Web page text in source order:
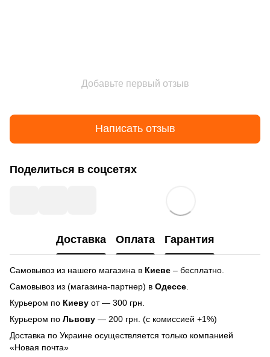
Добавьте первый отзыв
Написать отзыв
Поделиться в соцсетях
Доставка Оплата Гарантия
Самовывоз из нашего магазина в Киеве – бесплатно.
Самовывоз из (магазина-партнер) в Одессе
Курьером по Киеву от — 300 грн.
Курьером по Львову — 200 грн. (с комиссией +1%)
Доставка по Украине осуществляется только компанией
«Новая почта»